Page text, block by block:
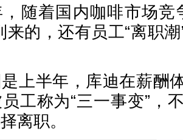
着国内咖啡市场竞
来的，还有员工“离职
半年，库迪在薪酬
工称为“三一事变”，
离职。